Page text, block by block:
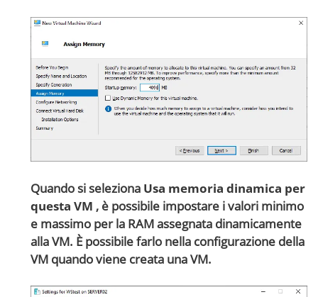
Quando si seleziona Usa memoria dinamica per
questa VM , è possibile impostare i valori minimo
e massimo per la RAM assegnata dinamicamente
alla VM. È possibile farlo nella configurazione della
VM quando viene creata una VM.